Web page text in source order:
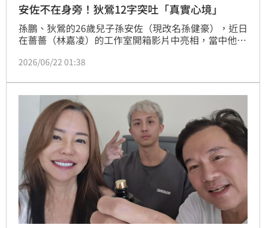
安佐不在身旁！狄鶯12字突吐「真實心境」
孫鵬、狄鶯的26歲兒子孫安佐（現改名孫健豪），近日
在薔薔（林嘉凌）的工作室開箱影片中亮相，當中他給
狄鶯近日也於臉書發出AI文。
2026/06/22 01:38